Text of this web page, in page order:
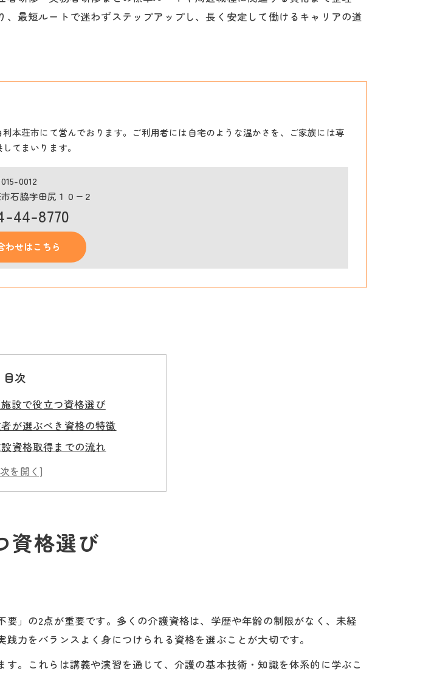
最短ルートで迷わずステップアップし、長く安定して働けるキャリアの道
本荘市にて営んでおります。ご利用者には自宅のような温かさを、ご家族には専
てまいります。
0012
石脇字田尻１０−２
44-8770
わせはこちら
目次
設で役立つ資格選び
が選ぶべき資格の特徴
資格取得までの流れ
のおすすめ資格一覧
を築く入口資格の選び方
覧と取得の流れ
格一覧と取得の全体像
必要な実務経験の目安
ップ資格取得の進め方
設のリアルな実情
護施設の現状と注意点
資格選び
」の2点が重要です。多くの介護資格は、学歴や年齢の制限がなく、未経
力をバランスよく身につけられる資格を選ぶことが大切です。
。これらは講義や演習を通じて、介護の基本技術・知識を体系的に学ぶこ